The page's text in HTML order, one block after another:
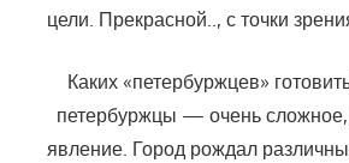
цели. Прекрасной.., с точки
Каких «петербуржцев»
петербуржцы — очень сложное,
явление. Город рождал